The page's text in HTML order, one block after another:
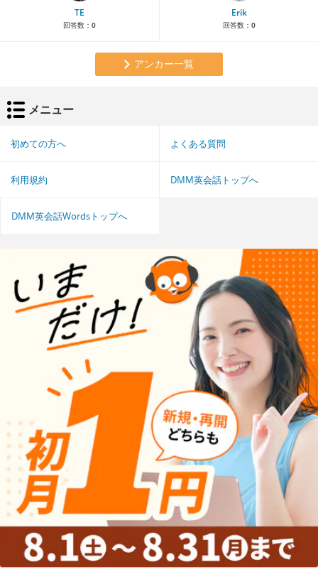
TE
回答数： 0
Erik
回答数： 0
アンカー一覧
メニュー
初めての方へ よくある質問
利用規約 DMM英会話トップへ
DMM英会話Wordsトップへ